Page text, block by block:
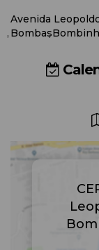
Avenida
Bombas